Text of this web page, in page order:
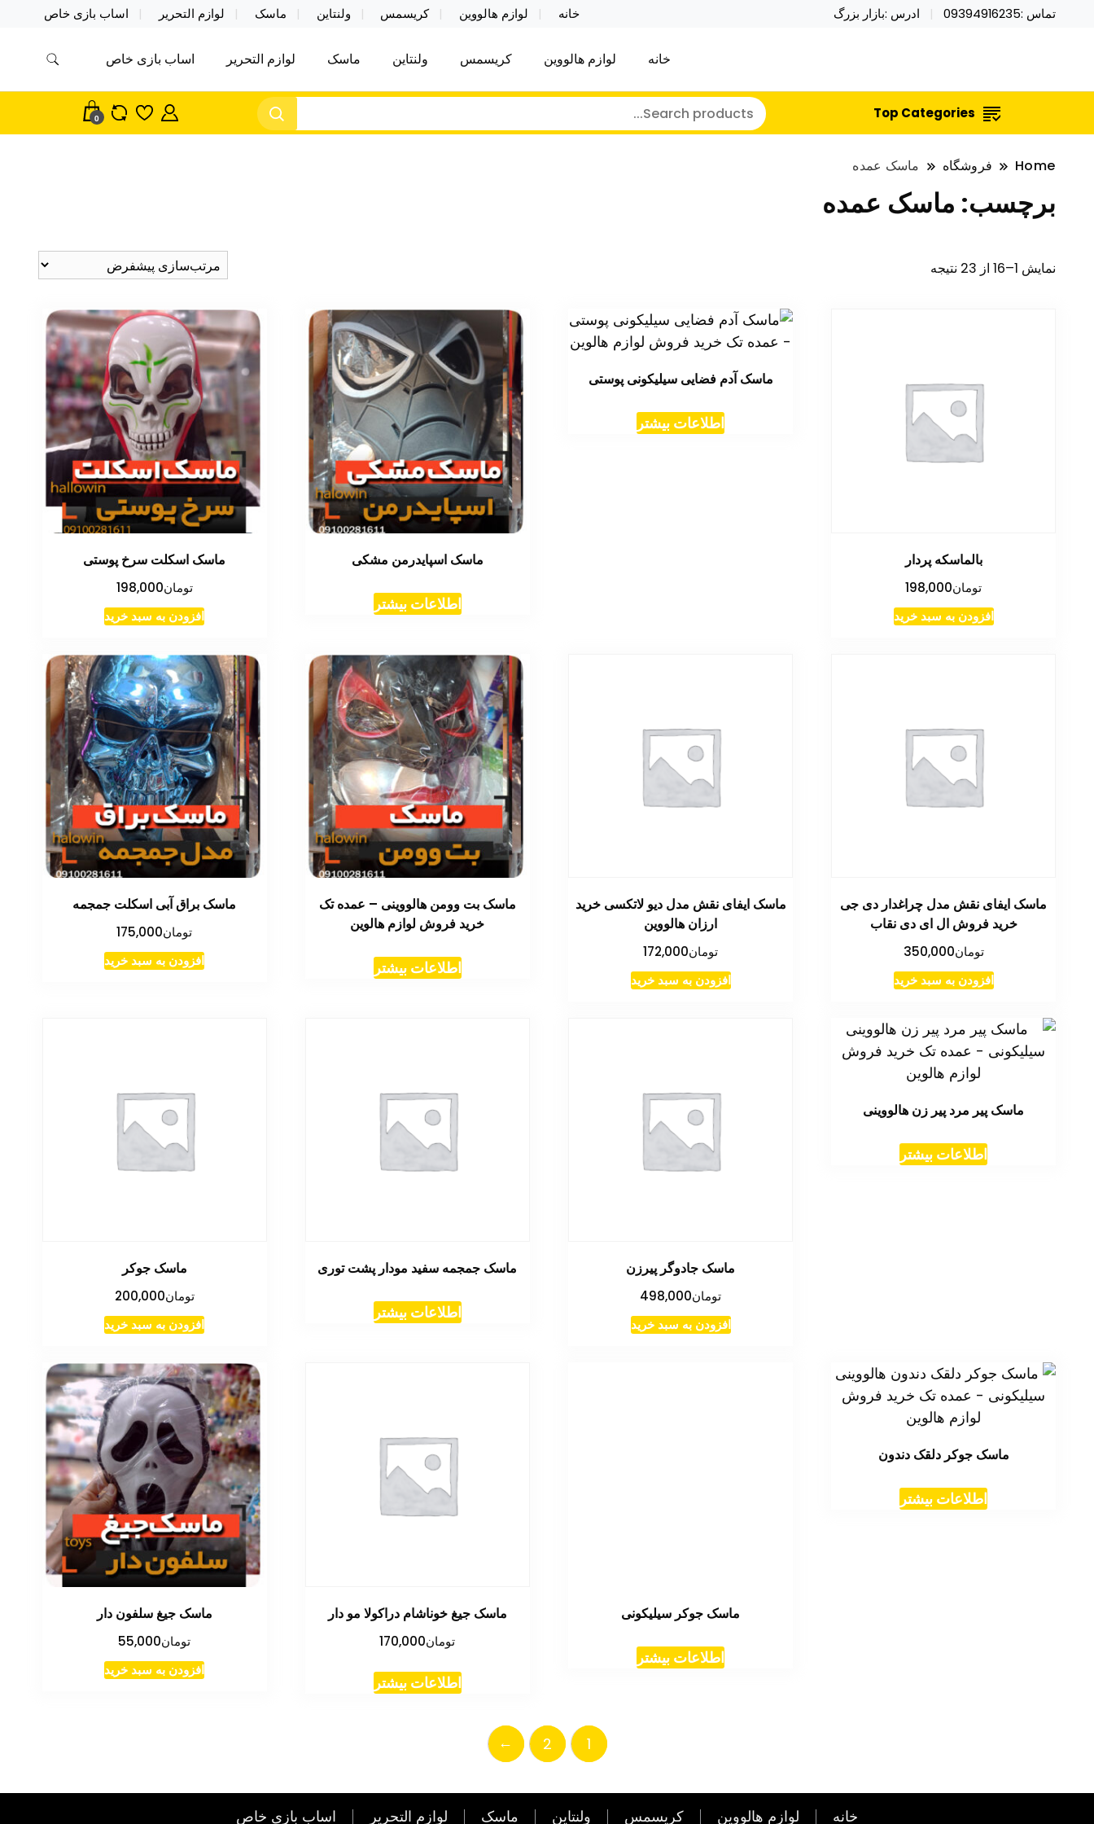
تماس :09394916235 ادرس :بازار بزرگ خانه لوازم هالووین کریسمس ولنتاین ماسک لوازم التحریر اساب بازی خاص
نایکر توی فروش عمده لوازم هالووین ولن تاین کادویی کریسمس اکسسوری ماسک
خرید محصولات خاص فیجت اسباب بازی تراول ماگ نایکر توی فروش عمده لوازم هالووین ولن تاین کادویی کریسمس اکسسوری ماسک در واردات مستقیم
خانه لوازم هالووین کریسمس ولنتاین ماسک لوازم التحریر اساب بازی خاص
Top Categories
0
Home فروشگاه ماسک عمده
برچسب: ماسک عمده
نمایش 1–16 از 23 نتیجه
بالماسکه پردار
تومان198,000
افزودن به سبد خرید
ماسک آدم فضایی سیلیکونی پوستی
اطلاعات بیشتر
ماسک اسپایدرمن مشکی
اطلاعات بیشتر
ماسک اسکلت سرخ پوستی
تومان198,000
افزودن به سبد خرید
ماسک ایفای نقش مدل چراغدار دی جی
خرید فروش ال ای دی نقاب
تومان350,000
افزودن به سبد خرید
ماسک ایفای نقش مدل دیو لاتکسی خرید
ارزان هالووین
تومان172,000
افزودن به سبد خرید
ماسک بت وومن هالووینی – عمده تک
خرید فروش لوازم هالوین
اطلاعات بیشتر
ماسک براق آبی اسکلت جمجمه
تومان175,000
افزودن به سبد خرید
ماسک پیر مرد پیر زن هالووینی
اطلاعات بیشتر
ماسک جادوگر پیرزن
تومان498,000
افزودن به سبد خرید
ماسک جمجمه سفید مودار پشت توری
اطلاعات بیشتر
ماسک جوکر
تومان200,000
افزودن به سبد خرید
ماسک جوکر دلقک دندون
اطلاعات بیشتر
ماسک جوکر سیلیکونی
اطلاعات بیشتر
ماسک جیغ خوناشام دراکولا مو دار
تومان170,000
اطلاعات بیشتر
ماسک جیغ سلفون دار
تومان55,000
افزودن به سبد خرید
1
2
←
خانه لوازم هالووین کریسمس ولنتاین ماسک لوازم التحریر اساب بازی خاص